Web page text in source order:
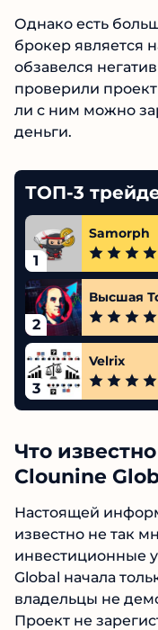
Однако есть
брокер является
обзавелся
проверили
ли с ним можно
деньги.
ТОП-3
1
Samorph
2
Высшая
3
Velrix
Что
Clounine
Настоящей
авторах известно
инвестиционные
Global начала
владельцы не
Проект не